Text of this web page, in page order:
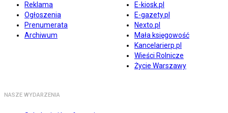
Reklama
Ogłoszenia
Prenumerata
Archiwum
E-kiosk.pl
E-gazety.pl
Nexto.pl
Mała księgowość
Kancelarierp.pl
Wieści Rolnicze
Życie Warszawy
NASZE WYDARZENIA